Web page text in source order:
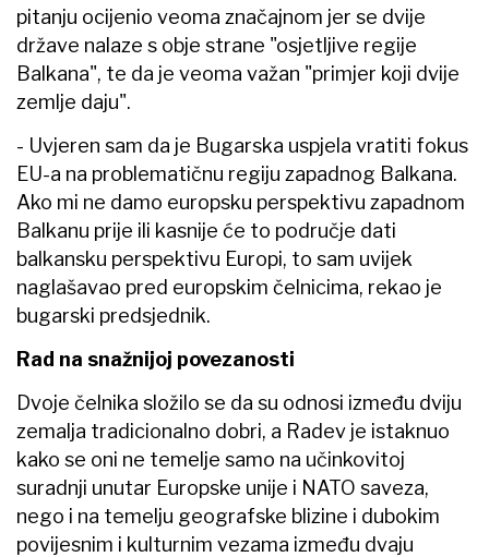
pitanju ocijenio veoma značajnom jer se dvije
države nalaze s obje strane "osjetljive regije
Balkana", te da je veoma važan "primjer koji dvije
zemlje daju".
- Uvjeren sam da je Bugarska uspjela vratiti fokus
EU-a na problematičnu regiju zapadnog Balkana.
Ako mi ne damo europsku perspektivu zapadnom
Balkanu prije ili kasnije će to područje dati
balkansku perspektivu Europi, to sam uvijek
naglašavao pred europskim čelnicima, rekao je
bugarski predsjednik.
Rad na snažnijoj povezanosti
Dvoje čelnika složilo se da su odnosi između dviju
zemalja tradicionalno dobri, a Radev je istaknuo
kako se oni ne temelje samo na učinkovitoj
suradnji unutar Europske unije i NATO saveza,
nego i na temelju geografske blizine i dubokim
povijesnim i kulturnim vezama između dvaju